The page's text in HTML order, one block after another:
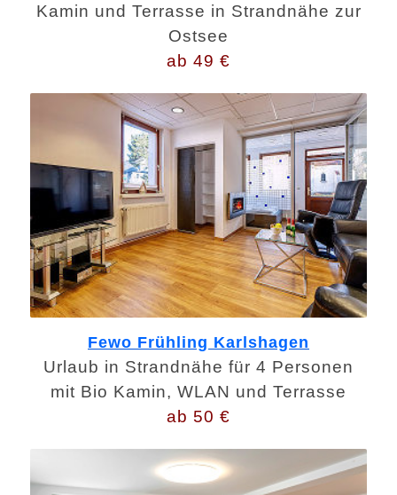
Kamin und Terrasse in Strandnähe zur
Ostsee
ab 49 €
Fewo Frühling Karlshagen
Urlaub in Strandnähe für 4 Personen
mit Bio Kamin, WLAN und Terrasse
ab 50 €